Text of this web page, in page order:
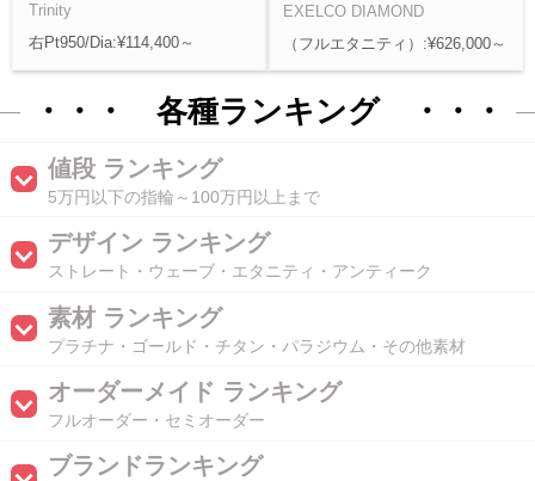
Trinity
右Pt950/Dia:¥114,400～
EXELCO DIAMOND
（フルエタニティ）:¥626,000～
・・・ 各種ランキング ・・・
値段 ランキング
5万円以下の指輪～100万円以上まで
デザイン ランキング
ストレート・ウェーブ・エタニティ・アンティーク
素材 ランキング
プラチナ・ゴールド・チタン・パラジウム・その他素材
オーダーメイド ランキング
フルオーダー・セミオーダー
ブランドランキング